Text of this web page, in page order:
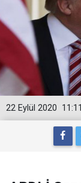
11:11
22 Eylül 2020